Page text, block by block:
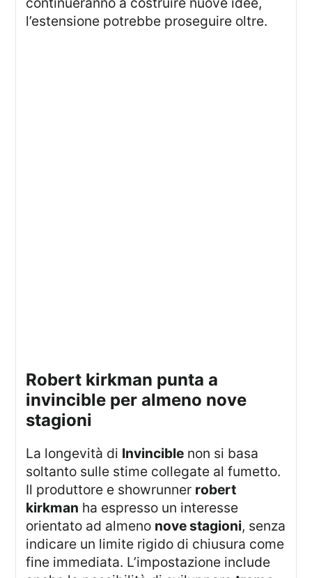
l’estensione potrebbe proseguire oltre.
robert kirkman punta a
invincible per almeno nove
stagioni
La longevità di Invincible non si basa
soltanto sulle stime collegate al fumetto.
Il produttore e showrunner robert
kirkman ha espresso un interesse
orientato ad almeno nove stagioni, senza
indicare un limite rigido di chiusura come
fine immediata. L’impostazione include